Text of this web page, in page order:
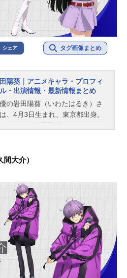
シェア タグ画像まとめ
陽葵｜アニメキャラ・プロフィ
・出演情報・最新情報まとめ
の岩田陽葵（いわたはるき）さ
、4月3日生まれ、東京都出身。
大介）